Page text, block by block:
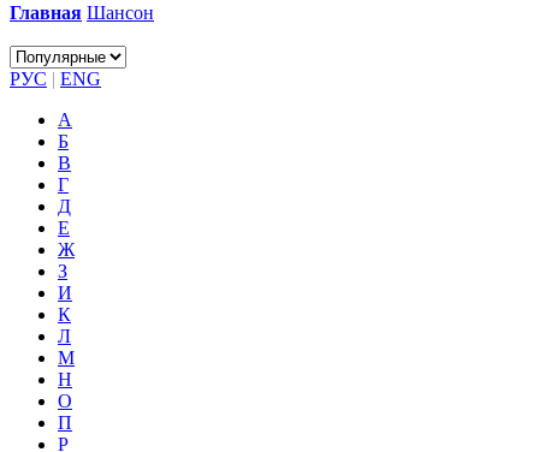
Главная Шансон
РУС | ENG
А
Б
В
Г
Д
Е
Ж
З
И
К
Л
М
Н
О
П
Р